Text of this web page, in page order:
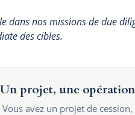
dans nos missions de due
des cibles.
Un projet, une
Vous avez un projet de